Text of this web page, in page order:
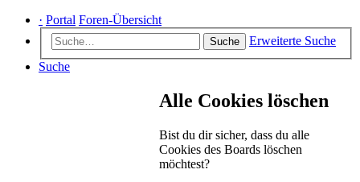
· Portal Foren-Übersicht
Suche
Erweiterte Suche
Suche
Alle Cookies löschen
Bist du dir sicher, dass du alle
Cookies des Boards löschen
möchtest?